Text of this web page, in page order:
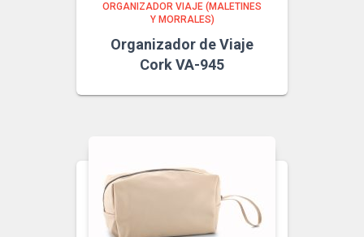
ORGANIZADOR VIAJE (MALETINES
Y MORRALES)
Organizador de Viaje
Cork VA-945